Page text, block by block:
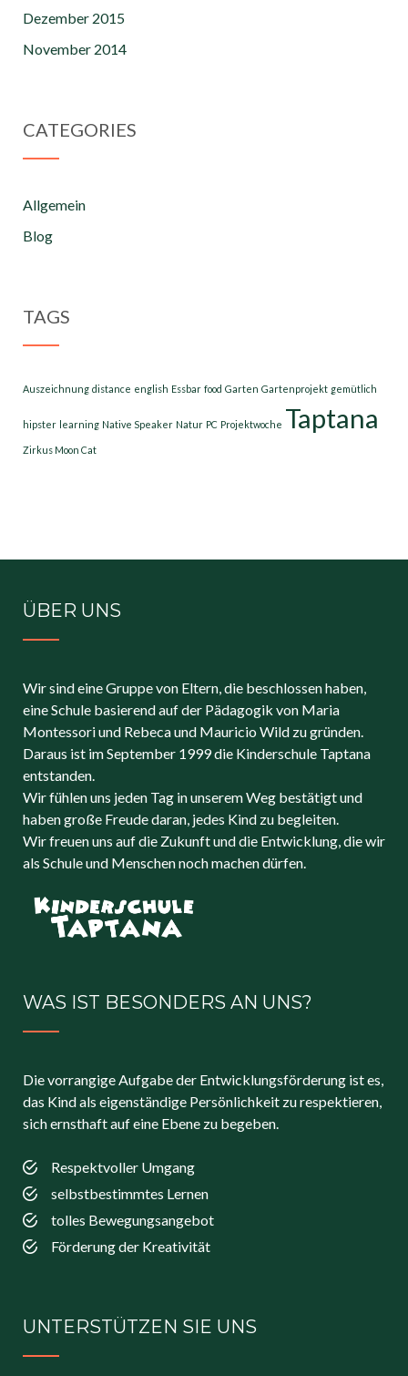
Dezember 2015
November 2014
CATEGORIES
Allgemein
Blog
TAGS
Auszeichnung distance english Essbar food Garten Gartenprojekt gemütlich
hipster learning Native Speaker Natur PC Projektwoche Taptana
Zirkus Moon Cat
ÜBER UNS
Wir sind eine Gruppe von Eltern, die beschlossen haben,
eine Schule basierend auf der Pädagogik von Maria
Montessori und Rebeca und Mauricio Wild zu gründen.
Daraus ist im September 1999 die Kinderschule Taptana
entstanden.
Wir fühlen uns jeden Tag in unserem Weg bestätigt und
haben große Freude daran, jedes Kind zu begleiten.
Wir freuen uns auf die Zukunft und die Entwicklung, die wir
als Schule und Menschen noch machen dürfen.
WAS IST BESONDERS AN UNS?
Die vorrangige Aufgabe der Entwicklungsförderung ist es,
das Kind als eigenständige Persönlichkeit zu respektieren,
sich ernsthaft auf eine Ebene zu begeben.
Respektvoller Umgang
selbstbestimmtes Lernen
tolles Bewegungsangebot
Förderung der Kreativität
UNTERSTÜTZEN SIE UNS